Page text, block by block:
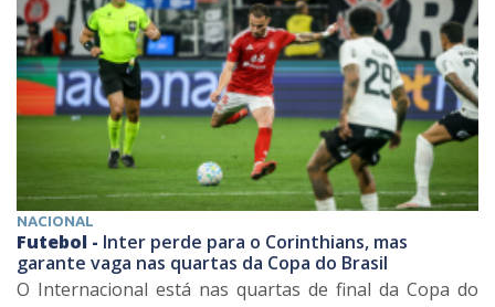
NACIONAL
Futebol - Inter perde para o Corinthians, mas
garante vaga nas quartas da Copa do Brasil
O Internacional está nas quartas de final da Copa do